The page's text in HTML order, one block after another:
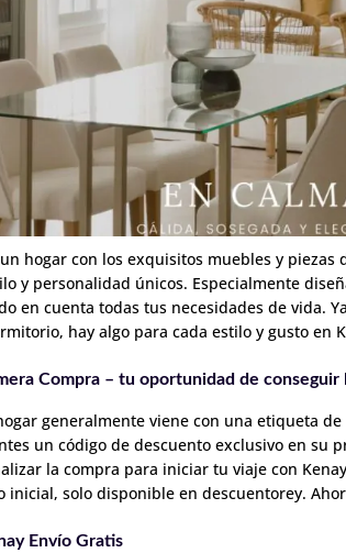
hogar con los exquisitos muebles y piezas
y personalidad únicos. Especialmente
en cuenta todas tus necesidades de vida.
hay algo para cada estilo y gusto en
Compra – tu oportunidad de
generalmente viene con una etiqueta de
un código de descuento exclusivo en su
la compra para iniciar tu viaje con
inicial, solo disponible en descuentorey.
Envío Gratis